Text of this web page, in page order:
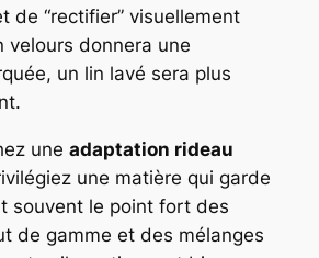
de “rectifier” visuellement
velours donnera une
un lin lavé sera plus
une adaptation rideau
une matière qui garde
souvent le point fort des
de gamme et des mélanges